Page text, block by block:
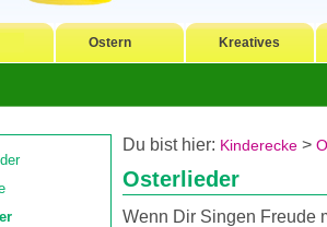
Ostern Kreatives
Du bist hier: Kinderecke >
Osterlieder
Wenn Dir Singen Freude